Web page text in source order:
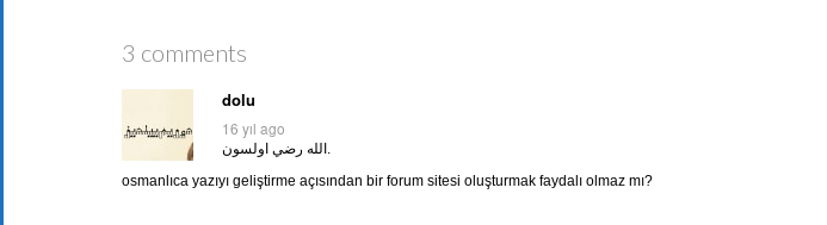
3 comments
dolu
16 yıl ago
الله رضي اولسون.
osmanlıca yazıyı geliştirme açısından bir forum sitesi oluşturmak faydalı olmaz mı?